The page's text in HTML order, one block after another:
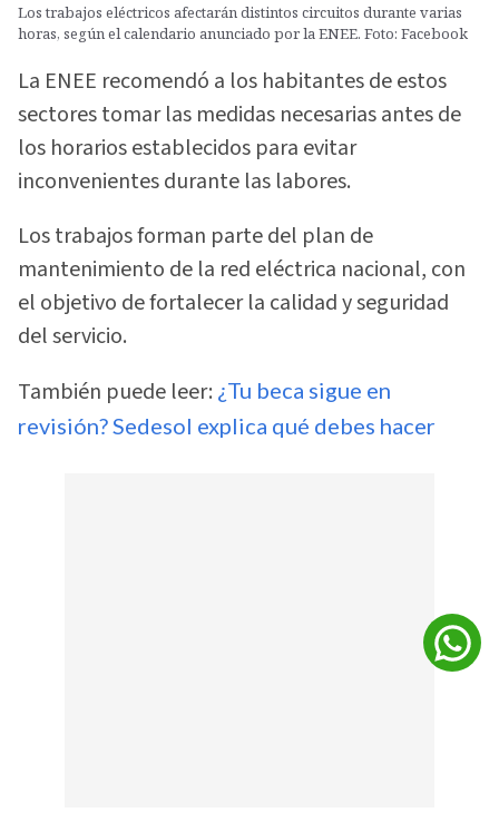
Los trabajos eléctricos afectarán distintos circuitos durante varias
horas, según el calendario anunciado por la ENEE. Foto: Facebook
La ENEE recomendó a los habitantes de estos
sectores tomar las medidas necesarias antes de
los horarios establecidos para evitar
inconvenientes durante las labores.
Los trabajos forman parte del plan de
mantenimiento de la red eléctrica nacional, con
el objetivo de fortalecer la calidad y seguridad
del servicio.
También puede leer: ¿Tu beca sigue en
revisión? Sedesol explica qué debes hacer